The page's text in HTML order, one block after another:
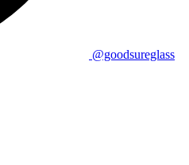
@goodsureglass